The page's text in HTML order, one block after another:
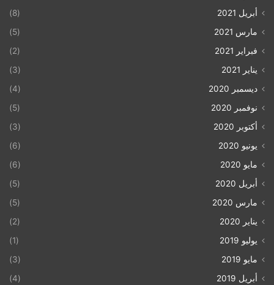
أبريل 2021
(8)
مارس 2021
(5)
فبراير 2021
(2)
يناير 2021
(3)
ديسمبر 2020
(4)
نوفمبر 2020
(5)
أكتوبر 2020
(3)
يونيو 2020
(6)
مايو 2020
(6)
أبريل 2020
(5)
مارس 2020
(5)
يناير 2020
(2)
يوليو 2019
(1)
مايو 2019
(3)
أبريل 2019
(4)